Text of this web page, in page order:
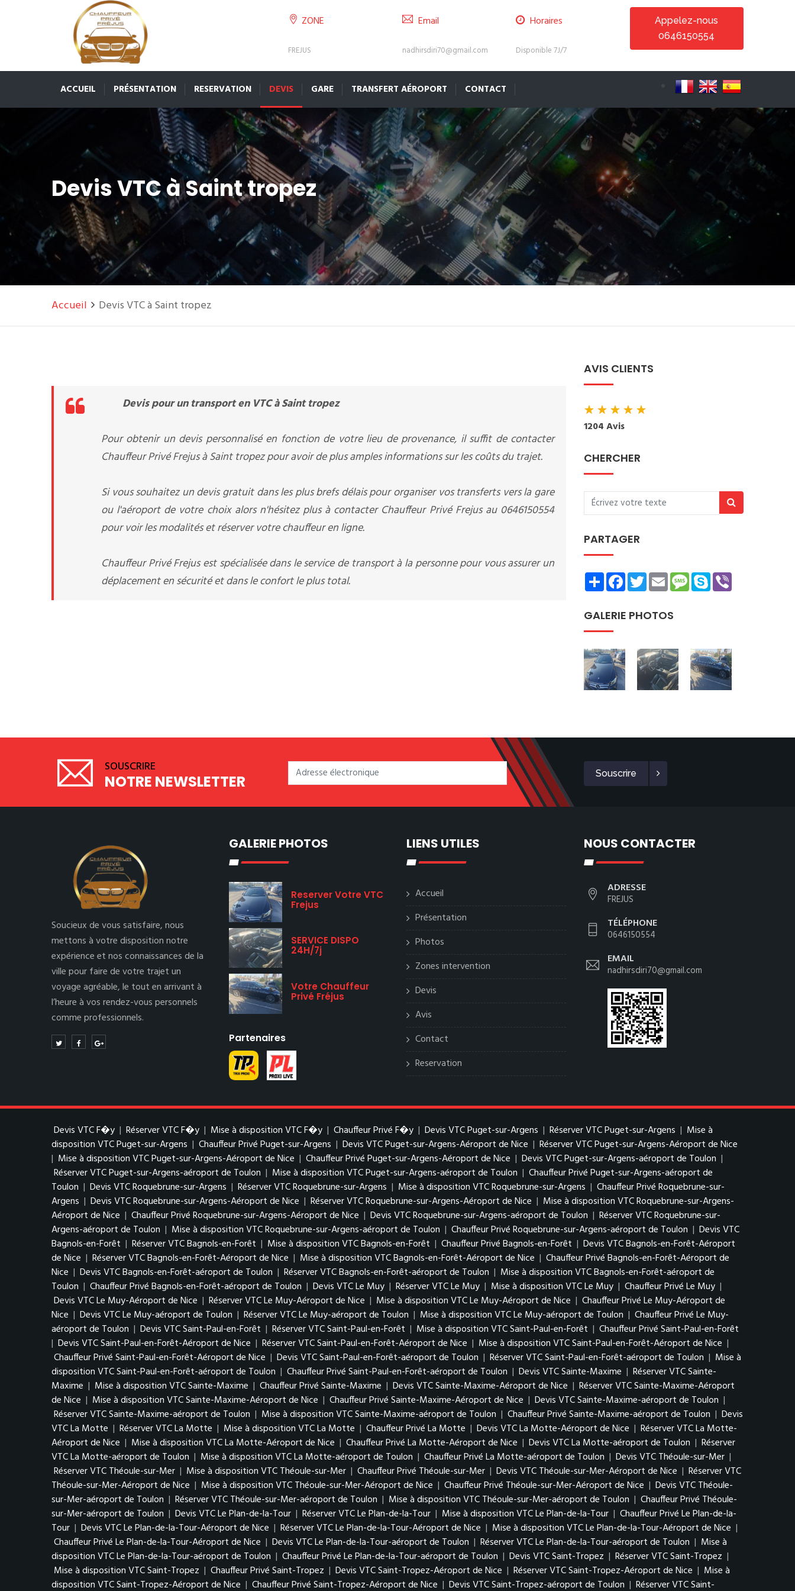
ZONE
FREJUS
Email
nadhirsdiri70@gmail.com
Horaires
Disponible 7J/7
Appelez-nous
0646150554
ACCUEIL PRÉSENTATION RESERVATION DEVIS GARE TRANSFERT AÉROPORT CONTACT
Devis VTC à Saint tropez
Accueil Devis VTC à Saint tropez
Devis pour un transport en VTC à Saint tropez
Pour obtenir un devis personnalisé en fonction de votre lieu de provenance, il suffit de contacter
Chauffeur Privé Frejus à Saint tropez pour avoir de plus amples informations sur les coûts du trajet.
Si vous souhaitez un devis gratuit dans les plus brefs délais pour organiser vos transferts vers la gare
ou l'aéroport de votre choix alors n'hésitez plus à contacter Chauffeur Privé Frejus au 0646150554
pour voir les modalités et réserver votre chauffeur en ligne.
Chauffeur Privé Frejus est spécialisée dans le service de transport à la personne pour vous assurer un
déplacement en sécurité et dans le confort le plus total.
AVIS CLIENTS
★★★★★
1204 Avis
CHERCHER
PARTAGER
ShareFacebookTwitterEmailMessage
Skype
GALERIE PHOTOS
SOUSCRIRE
NOTRE NEWSLETTER Souscrire
Soucieux de vous satisfaire, nous
mettons à votre disposition notre
expérience et nos connaissances de la
ville pour faire de votre trajet un
voyage agréable, le tout en arrivant à
l’heure à vos rendez-vous personnels
comme professionnels.
GALERIE PHOTOS
Reserver Votre VTC
Frejus
SERVICE DISPO
24H/7j
Votre Chauffeur
Privé Fréjus
Partenaires
LIENS UTILES
Accueil
Présentation
Photos
Zones intervention
Devis
Avis
Contact
Reservation
NOUS CONTACTER
ADRESSE
FREJUS
TÉLÉPHONE
0646150554
EMAIL
nadhirsdiri70@gmail.com
Devis VTC F�y | Réserver VTC F�y | Mise à disposition VTC F�y | Chauffeur Privé F�y | Devis VTC Puget-sur-Argens | Réserver VTC Puget-sur-Argens | Mise à
disposition VTC Puget-sur-Argens | Chauffeur Privé Puget-sur-Argens | Devis VTC Puget-sur-Argens-Aéroport de Nice | Réserver VTC Puget-sur-Argens-Aéroport de Nice
| Mise à disposition VTC Puget-sur-Argens-Aéroport de Nice | Chauffeur Privé Puget-sur-Argens-Aéroport de Nice | Devis VTC Puget-sur-Argens-aéroport de Toulon |
Réserver VTC Puget-sur-Argens-aéroport de Toulon | Mise à disposition VTC Puget-sur-Argens-aéroport de Toulon | Chauffeur Privé Puget-sur-Argens-aéroport de
Toulon | Devis VTC Roquebrune-sur-Argens | Réserver VTC Roquebrune-sur-Argens | Mise à disposition VTC Roquebrune-sur-Argens | Chauffeur Privé Roquebrune-sur-
Argens | Devis VTC Roquebrune-sur-Argens-Aéroport de Nice | Réserver VTC Roquebrune-sur-Argens-Aéroport de Nice | Mise à disposition VTC Roquebrune-sur-Argens-
Aéroport de Nice | Chauffeur Privé Roquebrune-sur-Argens-Aéroport de Nice | Devis VTC Roquebrune-sur-Argens-aéroport de Toulon | Réserver VTC Roquebrune-sur-
Argens-aéroport de Toulon | Mise à disposition VTC Roquebrune-sur-Argens-aéroport de Toulon | Chauffeur Privé Roquebrune-sur-Argens-aéroport de Toulon | Devis VTC
Bagnols-en-Forêt | Réserver VTC Bagnols-en-Forêt | Mise à disposition VTC Bagnols-en-Forêt | Chauffeur Privé Bagnols-en-Forêt | Devis VTC Bagnols-en-Forêt-Aéroport
de Nice | Réserver VTC Bagnols-en-Forêt-Aéroport de Nice | Mise à disposition VTC Bagnols-en-Forêt-Aéroport de Nice | Chauffeur Privé Bagnols-en-Forêt-Aéroport de
Nice | Devis VTC Bagnols-en-Forêt-aéroport de Toulon | Réserver VTC Bagnols-en-Forêt-aéroport de Toulon | Mise à disposition VTC Bagnols-en-Forêt-aéroport de
Toulon | Chauffeur Privé Bagnols-en-Forêt-aéroport de Toulon | Devis VTC Le Muy | Réserver VTC Le Muy | Mise à disposition VTC Le Muy | Chauffeur Privé Le Muy |
Devis VTC Le Muy-Aéroport de Nice | Réserver VTC Le Muy-Aéroport de Nice | Mise à disposition VTC Le Muy-Aéroport de Nice | Chauffeur Privé Le Muy-Aéroport de
Nice | Devis VTC Le Muy-aéroport de Toulon | Réserver VTC Le Muy-aéroport de Toulon | Mise à disposition VTC Le Muy-aéroport de Toulon | Chauffeur Privé Le Muy-
aéroport de Toulon | Devis VTC Saint-Paul-en-Forêt | Réserver VTC Saint-Paul-en-Forêt | Mise à disposition VTC Saint-Paul-en-Forêt | Chauffeur Privé Saint-Paul-en-Forêt
| Devis VTC Saint-Paul-en-Forêt-Aéroport de Nice | Réserver VTC Saint-Paul-en-Forêt-Aéroport de Nice | Mise à disposition VTC Saint-Paul-en-Forêt-Aéroport de Nice |
Chauffeur Privé Saint-Paul-en-Forêt-Aéroport de Nice | Devis VTC Saint-Paul-en-Forêt-aéroport de Toulon | Réserver VTC Saint-Paul-en-Forêt-aéroport de Toulon | Mise à
disposition VTC Saint-Paul-en-Forêt-aéroport de Toulon | Chauffeur Privé Saint-Paul-en-Forêt-aéroport de Toulon | Devis VTC Sainte-Maxime | Réserver VTC Sainte-
Maxime | Mise à disposition VTC Sainte-Maxime | Chauffeur Privé Sainte-Maxime | Devis VTC Sainte-Maxime-Aéroport de Nice | Réserver VTC Sainte-Maxime-Aéroport
de Nice | Mise à disposition VTC Sainte-Maxime-Aéroport de Nice | Chauffeur Privé Sainte-Maxime-Aéroport de Nice | Devis VTC Sainte-Maxime-aéroport de Toulon |
Réserver VTC Sainte-Maxime-aéroport de Toulon | Mise à disposition VTC Sainte-Maxime-aéroport de Toulon | Chauffeur Privé Sainte-Maxime-aéroport de Toulon | Devis
VTC La Motte | Réserver VTC La Motte | Mise à disposition VTC La Motte | Chauffeur Privé La Motte | Devis VTC La Motte-Aéroport de Nice | Réserver VTC La Motte-
Aéroport de Nice | Mise à disposition VTC La Motte-Aéroport de Nice | Chauffeur Privé La Motte-Aéroport de Nice | Devis VTC La Motte-aéroport de Toulon | Réserver
VTC La Motte-aéroport de Toulon | Mise à disposition VTC La Motte-aéroport de Toulon | Chauffeur Privé La Motte-aéroport de Toulon | Devis VTC Théoule-sur-Mer |
Réserver VTC Théoule-sur-Mer | Mise à disposition VTC Théoule-sur-Mer | Chauffeur Privé Théoule-sur-Mer | Devis VTC Théoule-sur-Mer-Aéroport de Nice | Réserver VTC
Théoule-sur-Mer-Aéroport de Nice | Mise à disposition VTC Théoule-sur-Mer-Aéroport de Nice | Chauffeur Privé Théoule-sur-Mer-Aéroport de Nice | Devis VTC Théoule-
sur-Mer-aéroport de Toulon | Réserver VTC Théoule-sur-Mer-aéroport de Toulon | Mise à disposition VTC Théoule-sur-Mer-aéroport de Toulon | Chauffeur Privé Théoule-
sur-Mer-aéroport de Toulon | Devis VTC Le Plan-de-la-Tour | Réserver VTC Le Plan-de-la-Tour | Mise à disposition VTC Le Plan-de-la-Tour | Chauffeur Privé Le Plan-de-la-
Tour | Devis VTC Le Plan-de-la-Tour-Aéroport de Nice | Réserver VTC Le Plan-de-la-Tour-Aéroport de Nice | Mise à disposition VTC Le Plan-de-la-Tour-Aéroport de Nice |
Chauffeur Privé Le Plan-de-la-Tour-Aéroport de Nice | Devis VTC Le Plan-de-la-Tour-aéroport de Toulon | Réserver VTC Le Plan-de-la-Tour-aéroport de Toulon | Mise à
disposition VTC Le Plan-de-la-Tour-aéroport de Toulon | Chauffeur Privé Le Plan-de-la-Tour-aéroport de Toulon | Devis VTC Saint-Tropez | Réserver VTC Saint-Tropez |
Mise à disposition VTC Saint-Tropez | Chauffeur Privé Saint-Tropez | Devis VTC Saint-Tropez-Aéroport de Nice | Réserver VTC Saint-Tropez-Aéroport de Nice | Mise à
disposition VTC Saint-Tropez-Aéroport de Nice | Chauffeur Privé Saint-Tropez-Aéroport de Nice | Devis VTC Saint-Tropez-aéroport de Toulon | Réserver VTC Saint-